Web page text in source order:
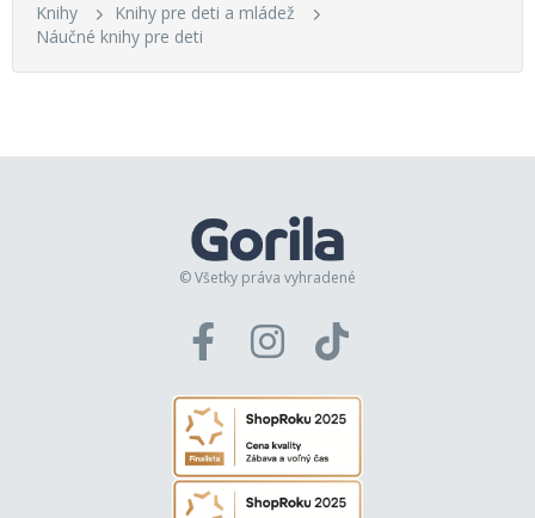
Knihy
Knihy pre deti a mládež
Náučné knihy pre deti
© Všetky práva vyhradené